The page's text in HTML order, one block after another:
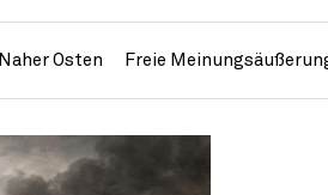
Naher Osten Freie